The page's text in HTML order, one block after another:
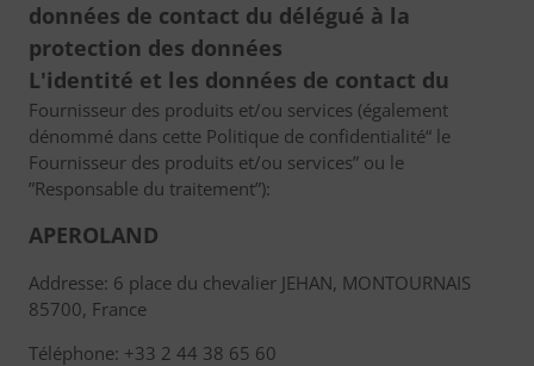
données de contact du délégué à la
protection des données
L'identité et les données de contact du
Fournisseur des produits et/ou services (également
dénommé dans cette Politique de confidentialité“ le
Fournisseur des produits et/ou services” ou le
”Responsable du traitement”):
APEROLAND
Addresse: 6 place du chevalier JEHAN, MONTOURNAIS
85700, France
Téléphone: +33 2 44 38 65 60